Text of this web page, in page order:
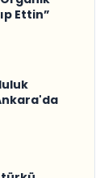
Ettin”